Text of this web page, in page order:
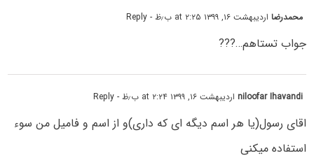
محمدرضااردیبهشت ۱۶, ۱۳۹۹ at ۲:۲۵ ب٫ظ - Reply
جواب تستاهم…???
niloofar Ihavandiاردیبهشت ۱۶, ۱۳۹۹ at ۲:۲۴ ب٫ظ - Reply
اقای رسول(یا هر اسم دیگه ای که داری)و از اسم و فامیل من سوء
استفاده میکنی